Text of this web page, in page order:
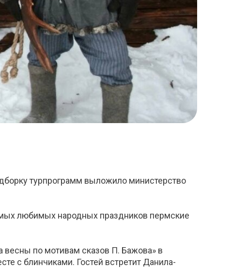
турпрограмм выложило министерство
любимых народных праздников пермские
весны по мотивам сказов П. Бажова» в
с блинчиками. Гостей встретит Данила-